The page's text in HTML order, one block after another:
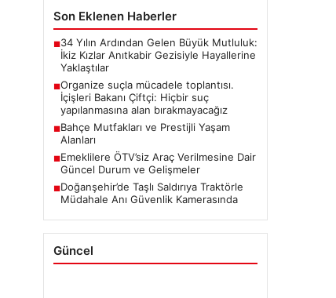
Son Eklenen Haberler
■34 Yılın Ardından Gelen Büyük Mutluluk:
İkiz Kızlar Anıtkabir Gezisiyle Hayallerine
Yaklaştılar
■Organize suçla mücadele toplantısı.
İçişleri Bakanı Çiftçi: Hiçbir suç
yapılanmasına alan bırakmayacağız
■Bahçe Mutfakları ve Prestijli Yaşam
Alanları
■Emeklilere ÖTV’siz Araç Verilmesine Dair
Güncel Durum ve Gelişmeler
■Doğanşehir’de Taşlı Saldırıya Traktörle
Müdahale Anı Güvenlik Kamerasında
Güncel